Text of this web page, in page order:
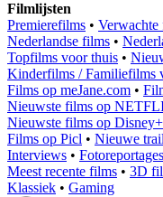
Filmlijsten
Premierefilms • Verwachte
Nederlandse films •
Topfilms voor thuis •
Kinderfilms / Familiefilms
Films op meJane.com •
Nieuwste films op
Nieuwste films op Disney+
Films op Picl • Nieuwe
Interviews • Fotoreportages
Meest recente films • 3D
Klassiek • Gaming